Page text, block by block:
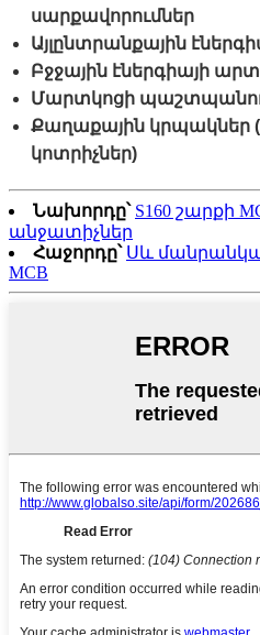
սարքավորումներ
Այլընտրանքային
Բջջային էներգիայի
Մարտկոցի
Քաղաքային կրպակներ
կոտրիչներ)
Նախորդը՝ S160 շարքի
անջատիչներ
Հաջորդը՝ Սև
MCB